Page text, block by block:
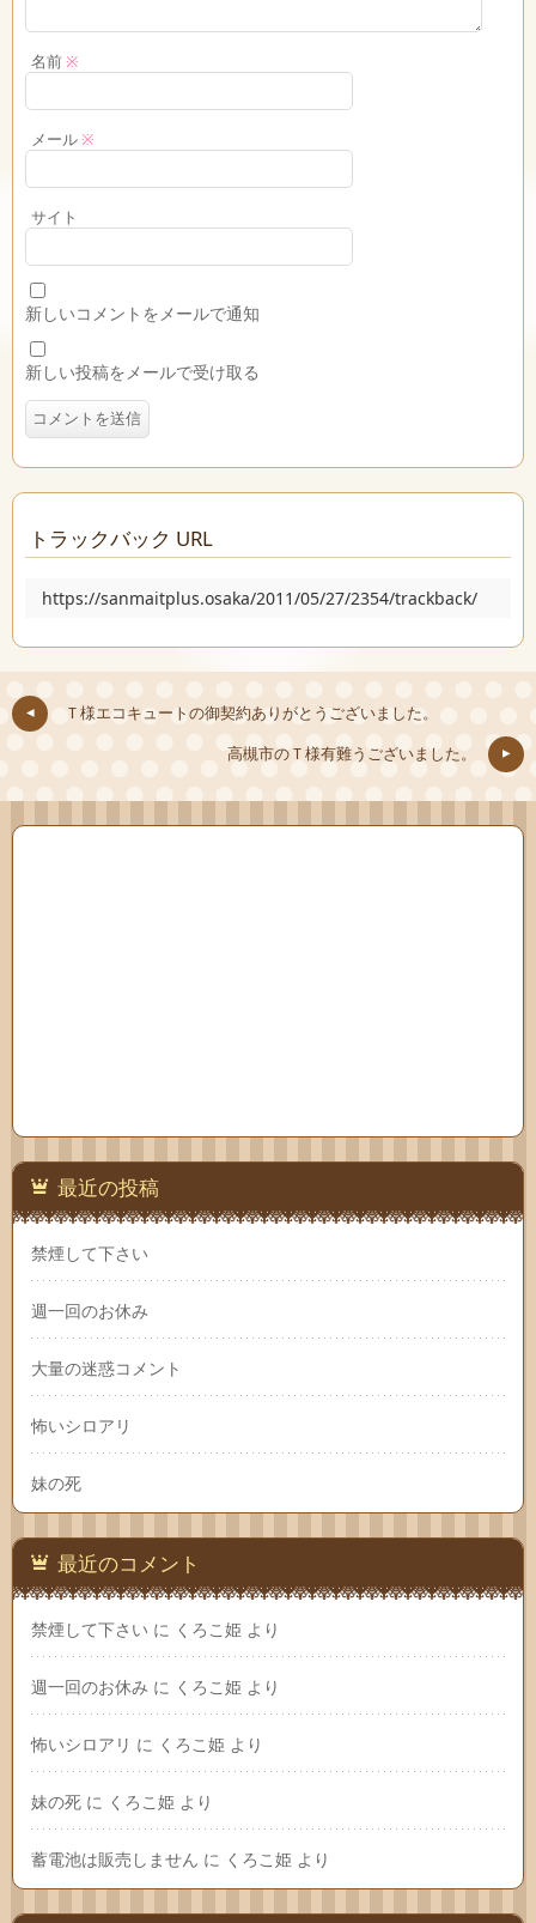
名前※
メール※
サイト
新しいコメントをメールで通知
新しい投稿をメールで受け取る
トラックバック URL
https://sanmaitplus.osaka/2011/05/27/2354/trackback/
Ｔ様エコキュートの御契約ありがとうございました。
高槻市のＴ様有難うございました。
最近の投稿
禁煙して下さい
週一回のお休み
大量の迷惑コメント
怖いシロアリ
妹の死
最近のコメント
禁煙して下さい に くろこ姫 より
週一回のお休み に くろこ姫 より
怖いシロアリ に くろこ姫 より
妹の死 に くろこ姫 より
蓄電池は販売しません に くろこ姫 より